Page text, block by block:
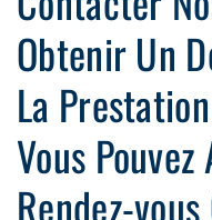
Obtenir Un
La
Vous
Rendez-